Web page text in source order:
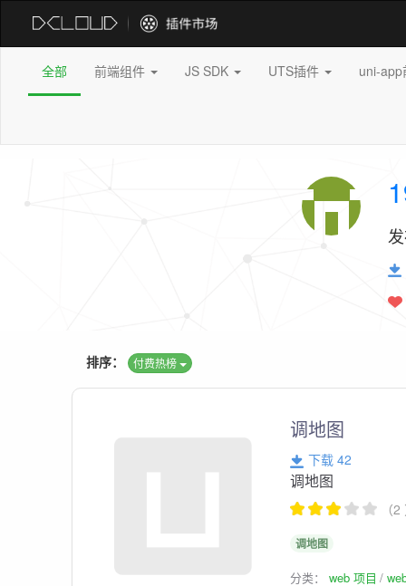
全部 前端组件 JS SDK UTS插件 uni-
排序： 付费热榜
调地图
下载 42
调地图
（
调地图
分类：web 项目